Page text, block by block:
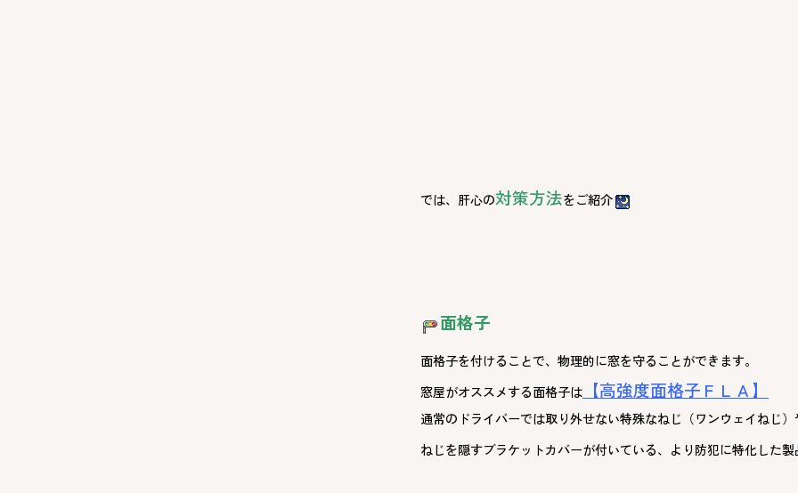
では、肝心の対策方法をご紹介
面格子
面格子を付けることで、物理的に窓を守ることができます。
窓屋がオススメする面格子は
【高強度面格子ＦＬＡ】
通常のドライバーでは取り外せない特殊なねじ（ワンウェイねじ）
ねじを隠すブラケットカバーが付いている、より防犯に特化した